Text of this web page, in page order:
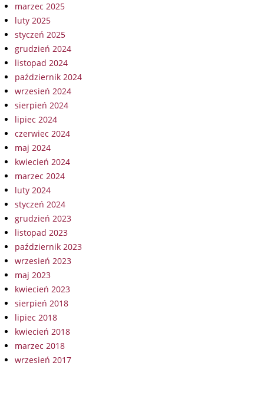
marzec 2025
luty 2025
styczeń 2025
grudzień 2024
listopad 2024
październik 2024
wrzesień 2024
sierpień 2024
lipiec 2024
czerwiec 2024
maj 2024
kwiecień 2024
marzec 2024
luty 2024
styczeń 2024
grudzień 2023
listopad 2023
październik 2023
wrzesień 2023
maj 2023
kwiecień 2023
sierpień 2018
lipiec 2018
kwiecień 2018
marzec 2018
wrzesień 2017